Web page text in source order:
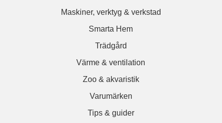
Maskiner, verktyg & verkstad
Smarta Hem
Trädgård
Värme & ventilation
Zoo & akvaristik
Varumärken
Tips & guider